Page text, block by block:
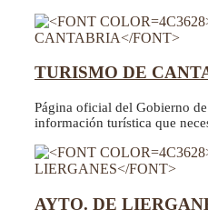
TURISMO DE
Página oficial del Gobierno
información turística que
AYTO. DE